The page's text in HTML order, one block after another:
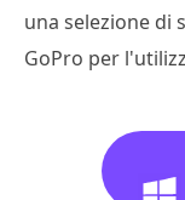
una selezione di
GoPro per